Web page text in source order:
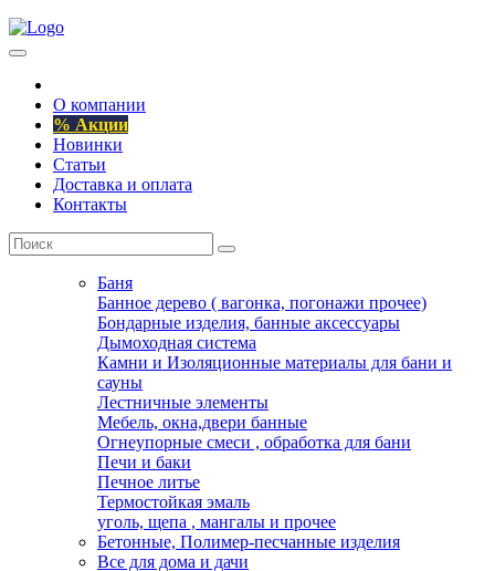
О компании
% Акции
Новинки
Статьи
Доставка и оплата
Контакты
Баня
Банное дерево ( вагонка, погонажи прочее)
Бондарные изделия, банные аксессуары
Дымоходная система
Камни и Изоляционные материалы для бани и
сауны
Лестничные элементы
Мебель, окна,двери банные
Огнеупорные смеси , обработка для бани
Печи и баки
Печное литье
Термостойкая эмаль
уголь, щепа , мангалы и прочее
Бетонные, Полимер-песчанные изделия
Все для дома и дачи